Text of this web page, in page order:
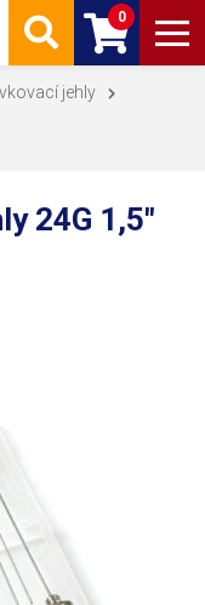
0
jehly
24G 1,5"